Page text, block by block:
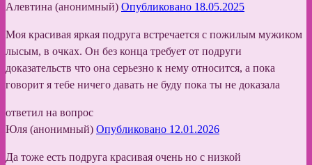
Алевтина (анонимный) Опубликовано 18.05.2025
Моя красивая яркая подруга встречается с пожилым мужиком
лысым, в очках. Он без конца требует от подруги
доказательств что она серьезно к нему относится, а пока
говорит я тебе ничего давать не буду пока ты не доказала
ответил на вопрос
Юля (анонимный) Опубликовано 12.01.2026
Да тоже есть подруга красивая очень но с низкой